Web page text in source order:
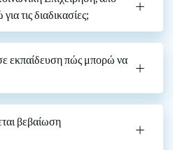
τις διαδικασίες;
εκπαίδευση πώς μπορώ να
βεβαίωση